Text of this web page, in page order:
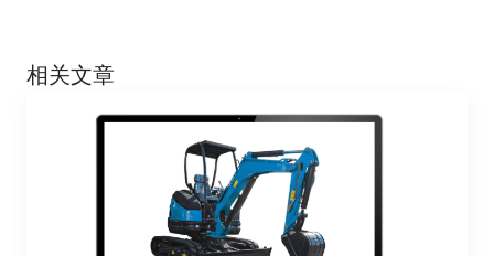
相关文章